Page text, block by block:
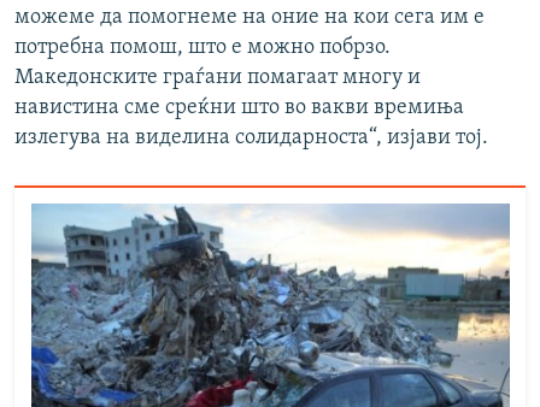
можеме да помогнеме на оние на кои сега им е
потребна помош, што е можно побрзо.
Македонските граѓани помагаат многу и
навистина сме среќни што во вакви времиња
излегува на виделина солидарноста“, изјави тој.